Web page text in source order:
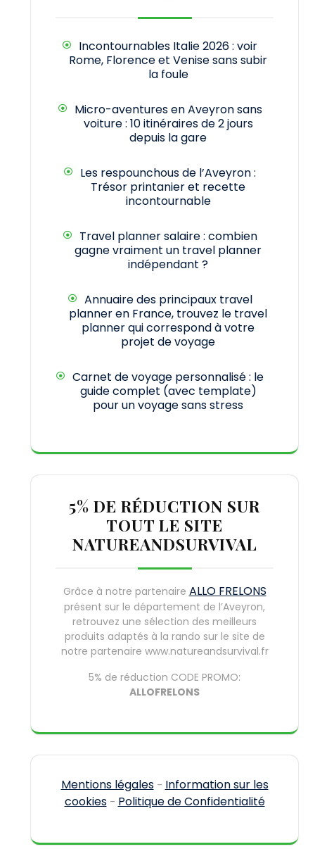
Incontournables Italie 2026 : voir
Rome, Florence et Venise sans subir
la foule
Micro-aventures en Aveyron sans
voiture : 10 itinéraires de 2 jours
depuis la gare
Les respounchous de l’Aveyron :
Trésor printanier et recette
incontournable
Travel planner salaire : combien
gagne vraiment un travel planner
indépendant ?
Annuaire des principaux travel
planner en France, trouvez le travel
planner qui correspond à votre
projet de voyage
Carnet de voyage personnalisé : le
guide complet (avec template)
pour un voyage sans stress
5% DE RÉDUCTION SUR
TOUT LE SITE
NATUREANDSURVIVAL
Grâce à notre partenaire ALLO FRELONS
présent sur le département de l’Aveyron,
retrouvez une sélection des meilleurs
produits adaptés à la rando sur le site de
notre partenaire www.natureandsurvival.fr
5% de réduction CODE PROMO:
ALLOFRELONS
Mentions légales- Information sur les
cookies- Politique de Confidentialité